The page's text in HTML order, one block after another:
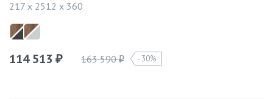
217 x 2512 x 360
114 513 ₽ 163 590₽ 30%